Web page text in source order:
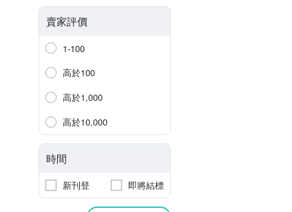
賣家評價
1-100
高於100
高於1,000
高於10,000
時間
新刊登 即將結標